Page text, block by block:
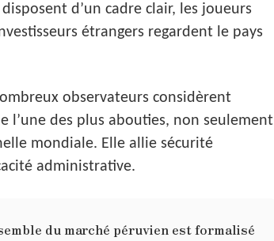
d’un cadre clair, les joueurs
étrangers regardent le pays
observateurs considèrent
l’une des plus abouties, non seulement
mondiale. Elle allie sécurité
administrative.
du marché péruvien est formalisé